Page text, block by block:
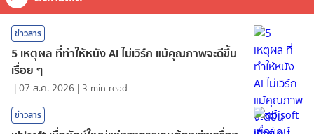
ข่าวสาร
5 เหตุผล ที่ทำให้หนัง AI ไม่เวิร์ก แม้คุณภาพจะดีขึ้น
เรื่อย ๆ
|07 ส.ค. 2026 | 3 min read
ข่าวสาร